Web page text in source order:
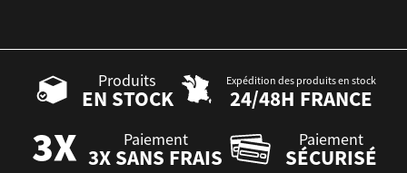
Produits
EN STOCK
Expédition des produits en stock
24/48H FRANCE
Paiement
3X SANS FRAIS
Paiement
SÉCURISÉ